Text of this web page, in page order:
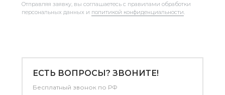
Отправляя заявку, вы соглашаетесь с правилами обработки
персональных данных и политикой конфиденциальности.
ЕСТЬ ВОПРОСЫ? ЗВОНИТЕ!
Бесплатный звонок по РФ